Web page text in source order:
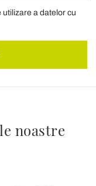
utilizare a datelor cu
noastre